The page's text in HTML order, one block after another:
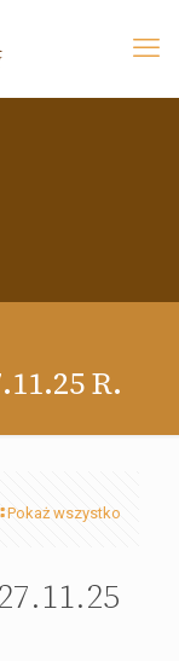
R.
Pokaż wszystko